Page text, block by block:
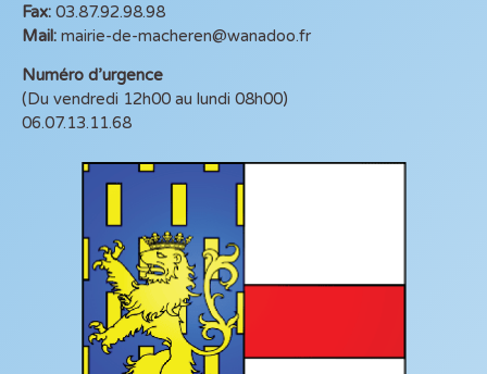
Fax: 03.87.92.98.98
Mail: mairie-de-macheren@wanadoo.fr
Numéro d’urgence
(Du vendredi 12h00 au lundi 08h00)
06.07.13.11.68